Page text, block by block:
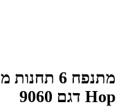
Hop דגם 9060